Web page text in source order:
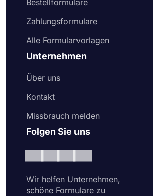
Bestellformulare
Zahlungsformulare
Alle Formularvorlagen
Unternehmen
Über uns
Kontakt
Missbrauch melden
Folgen Sie uns
Wir helfen Unternehmen,
schöne Formulare zu